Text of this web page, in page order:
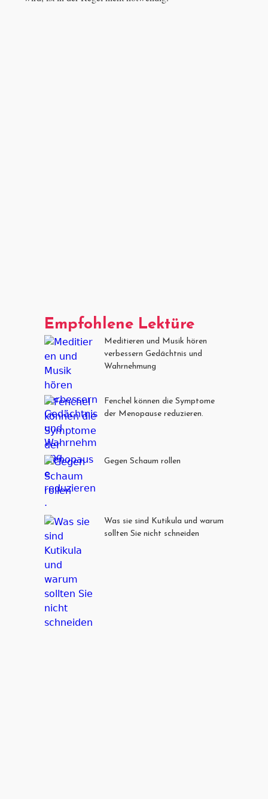
Empfohlene Lektüre
Meditieren und Musik hören
verbessern Gedächtnis und
Wahrnehmung
Fenchel können die Symptome
der Menopause reduzieren.
Gegen Schaum rollen
Was sie sind Kutikula und warum
sollten Sie nicht schneiden